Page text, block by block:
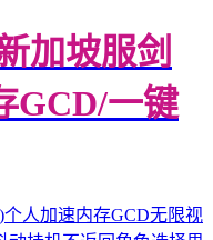
加坡服剑
GCD/一键
人加速内存GCD无限视